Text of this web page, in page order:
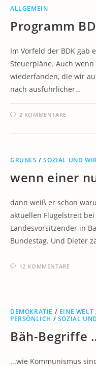
ALLGEMEIN
Programm
Im Vorfeld der BDK gab
Steuerpläne. Auch
wiederfanden, die wir
nach ausführlicher…
2 KOMMENTARE
GRÜNES /SOZIAL UND
wenn einer
dann weiß er schon
aktuellen Flügelstreit
Landesvorsitzender in
Bundestag. Und Dieter
12 KOMMENTARE
DEMOKRATIE / EINE WELT
PERSÖNLICH / SOZIAL
Bäh-Begriffe
...wie Kommunismus